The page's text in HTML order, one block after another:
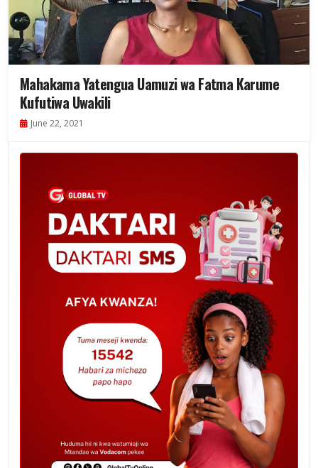
Mahakama Yatengua Uamuzi wa Fatma Karume
Kufutiwa Uwakili
June 22, 2021